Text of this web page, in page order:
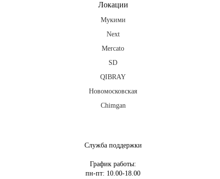
Локации
Мукими
Next
Mercato
SD
QIBRAY
Новомосковская
Chimgan
Служба поддержки
График работы:
пн-пт: 10.00-18.00